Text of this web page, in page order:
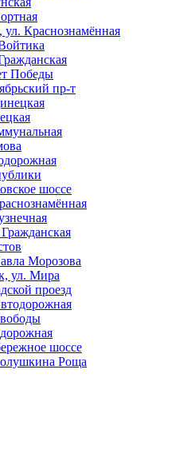
Краснознамённая
Победы
пр-т
шоссе
Морозова
ул. Мира
проезд
шоссе
Роща